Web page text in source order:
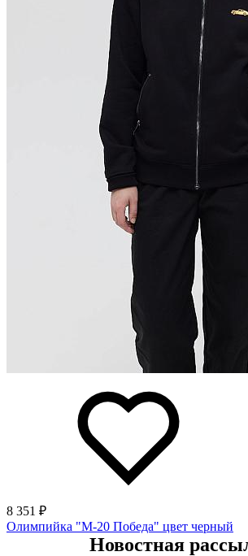
8 351 ₽
Олимпийка "М-20 Победа" цвет черный
Новостная